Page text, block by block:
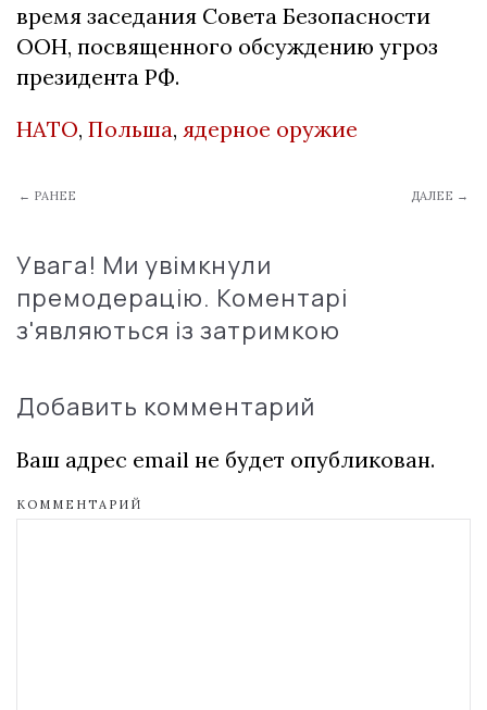
время заседания Совета Безопасности
ООН, посвященного обсуждению угроз
президента РФ.
НАТО, Польша, ядерное оружие
← РАНЕЕ ДАЛЕЕ →
Увага! Ми увімкнули
премодерацію. Коментарі
з'являються із затримкою
Добавить комментарий
Ваш адрес email не будет опубликован.
КОММЕНТАРИЙ